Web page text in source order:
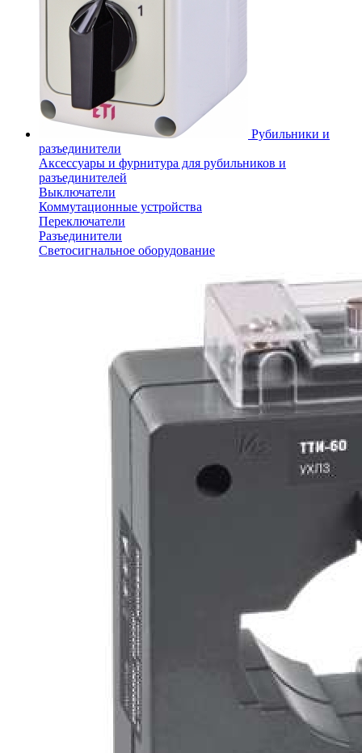
Рубильники и
разъединители
Аксессуары и фурнитура для рубильников и
разъединителей
Выключатели
Коммутационные устройства
Переключатели
Разъединители
Светосигнальное оборудование